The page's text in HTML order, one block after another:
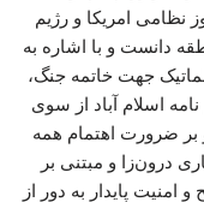
نظامی امریکا و رژیم
دانست و با اشاره به
جهت خاتمه جنگ،
اسلام آباد از سوی
بر ضرورت اهتمام همه
درون‌زا و مبتنی بر
پایدار به دور از